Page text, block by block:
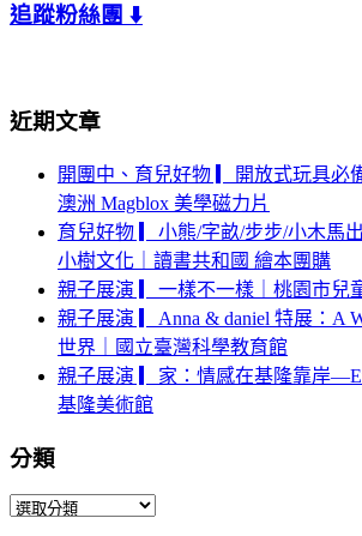
追蹤粉絲團 ⬇️
近期文章
開團中、育兒好物 ▎開放式玩具必
澳洲 Magblox 美學磁力片
育兒好物 ▎小熊/字畝/步步/小木馬
小樹文化｜讀書共和國 繪本團購
親子展演 ▎一樣不一樣｜桃園市兒
親子展演 ▎Anna & daniel 特展：A
世界｜國立臺灣科學教育館
親子展演 ▎家：情感在基隆靠岸
基隆美術館
分類
分